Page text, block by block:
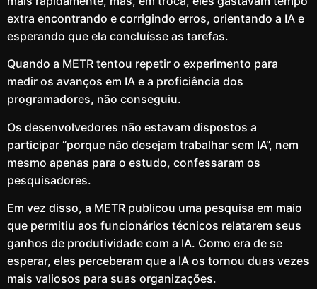
extra encontrando e corrigindo erros, orientando a IA e
esperando que ela concluísse as tarefas.
Quando a METR tentou repetir o experimento para
medir os avanços em IA e a proficiência dos
programadores, não conseguiu.
Os desenvolvedores não estavam dispostos a
participar “porque não desejam trabalhar sem IA”, nem
mesmo apenas para o estudo, confessaram os
pesquisadores.
Em vez disso, a METR publicou uma pesquisa em maio
que permitiu aos funcionários técnicos relatarem seus
ganhos de produtividade com a IA. Como era de se
esperar, eles perceberam que a IA os tornou duas vezes
mais valiosos para suas organizações.